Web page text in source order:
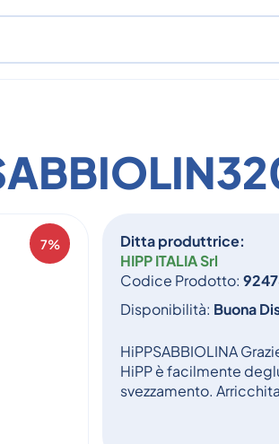
7%
Ditta produttrice:
HIPP ITALIA Srl
Codice Prodotto:
Disponibilità: Buona
HiPPSABBIOLINA
HiPP è facilmente
svezzamento.